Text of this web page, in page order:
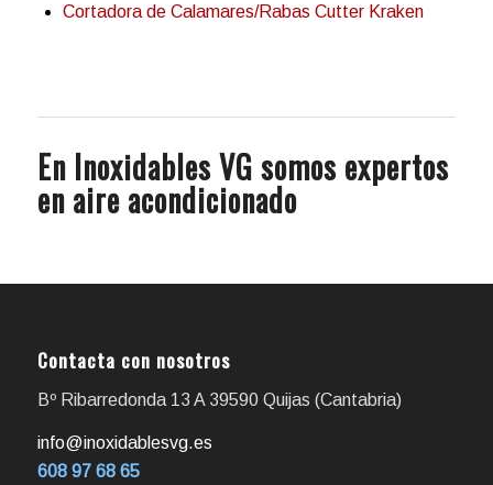
Cortadora de Calamares/Rabas Cutter Kraken
En Inoxidables VG somos expertos
en aire acondicionado
Contacta con nosotros
Bº Ribarredonda 13 A 39590 Quijas (Cantabria)
info@inoxidablesvg.es
608 97 68 65